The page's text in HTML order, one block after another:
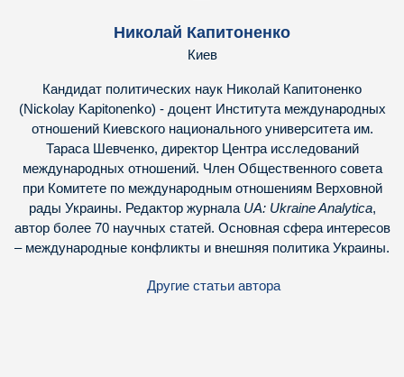
Николай Капитоненко
Киев
Кандидат политических наук Николай Капитоненко
(Nickolay Kapitonenko) - доцент Института международных
отношений Киевского национального университета им.
Тараса Шевченко, директор Центра исследований
международных отношений. Член Общественного совета
при Комитете по международным отношениям Верховной
рады Украины. Редактор журнала UA: Ukraine Analytica,
автор более 70 научных статей. Основная сфера интересов
– международные конфликты и внешняя политика Украины.
Другие статьи автора